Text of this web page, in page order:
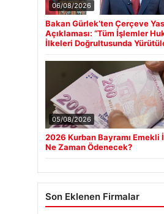
06/08/2026
Bakan Gürlek’ten Çerçeve
Açıklaması: “Tüm İşlemler
İlkeleri Doğrultusunda
05/08/2026
2026 Kurban Bayramı
Ne Zaman Ödenecek?
Son Eklenen Firmalar